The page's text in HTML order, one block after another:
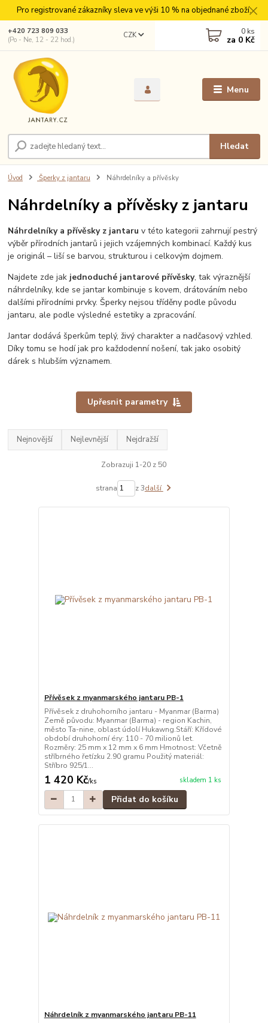
Pro registrované zákazníky sleva ve výši 10 % na objednané zboží.
Menu
CZK
Hledat
+420 723 809 033
(Po - Ne, 12 - 22 hod.)
0 ks
za 0 Kč
Úvod Šperky z jantaru Náhrdelníky a přívěsky
Náhrdelníky a přívěsky z jantaru
Náhrdelníky a přívěsky z jantaru v této kategorii zahrnují pestrý
výběr přírodních jantarů i jejich vzájemných kombinací. Každý kus
je originál – liší se barvou, strukturou i celkovým dojmem.
Najdete zde jak jednoduché jantarové přívěsky, tak výraznější
náhrdelníky, kde se jantar kombinuje s kovem, drátováním nebo
dalšími přírodními prvky. Šperky nejsou tříděny podle původu
jantaru, ale podle výsledné estetiky a zpracování.
Jantar dodává šperkům teplý, živý charakter a nadčasový vzhled.
Díky tomu se hodí jak pro každodenní nošení, tak jako osobitý
dárek s hlubším významem.
Upřesnit parametry
Nejnovější Nejlevnější Nejdražší
Zobrazuji 1-20 z 50
strana z 3další
Přívěsek z myanmarského jantaru PB-1
Přívěsek z druhohorního jantaru - Myanmar (Barma)
Země původu: Myanmar (Barma) - region Kachin,
město Ta-nine, oblast údolí Hukawng.Stáří: Křídové
období druhohorní éry: 110 - 70 milionů let.
Rozměry: 25 mm x 12 mm x 6 mm Hmotnost: Včetně
stříbrného řetízku 2.90 gramu Použitý materiál:
Stříbro 925/1...
1 420 Kč/ks skladem 1 ks
Přidat do košíku
Náhrdelník z myanmarského jantaru PB-11